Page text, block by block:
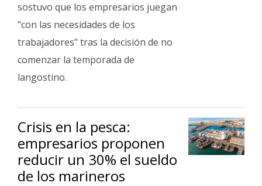
sostuvo que los empresarios juegan
"con las necesidades de los
trabajadores" tras la decisión de no
comenzar la temporada de
langostino.
Crisis en la pesca:
empresarios proponen
reducir un 30% el sueldo
de los marineros